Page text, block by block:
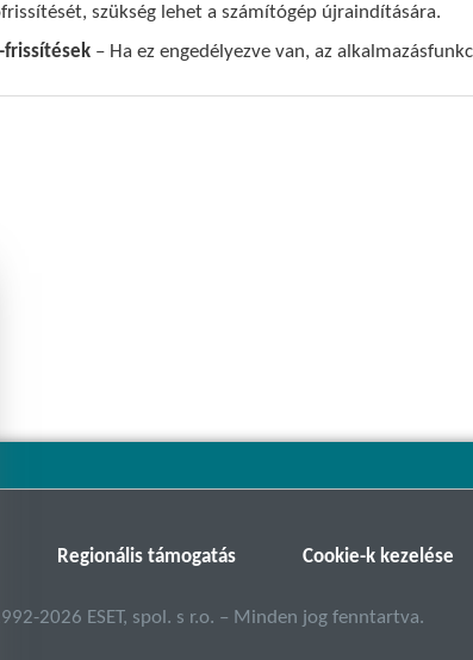
szükség lehet a számítógép újraindítására.
frissítések – Ha ez engedélyezve van, az
Regionális támogatás Cookie-k kezelése
2026 ESET, spol. s r.o. – Minden jog fenntartva.